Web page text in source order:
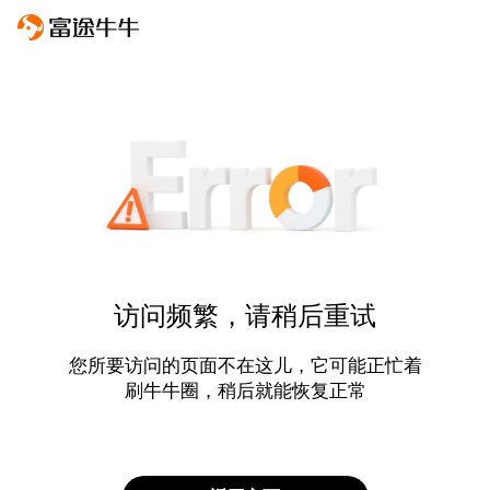
访问频繁，请稍后重试
您所要访问的页面不在这儿，它可能正忙着
刷牛牛圈，稍后就能恢复正常